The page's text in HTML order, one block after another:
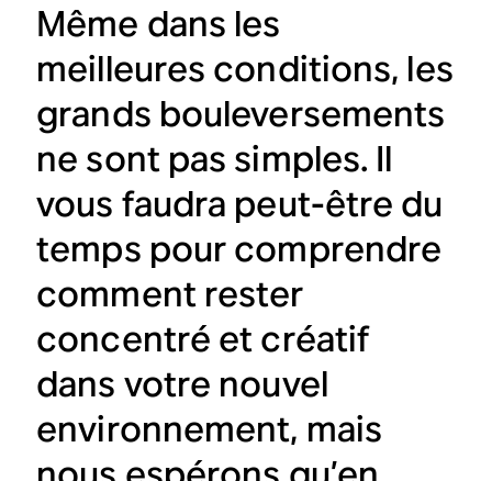
Même dans les
meilleures conditions, les
grands bouleversements
ne sont pas simples. Il
vous faudra peut-être du
temps pour comprendre
comment rester
concentré et créatif
dans votre nouvel
environnement, mais